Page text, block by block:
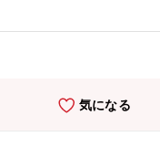
まいりました。上記の
プで提供いたします。
デジタル活用によって
気になる